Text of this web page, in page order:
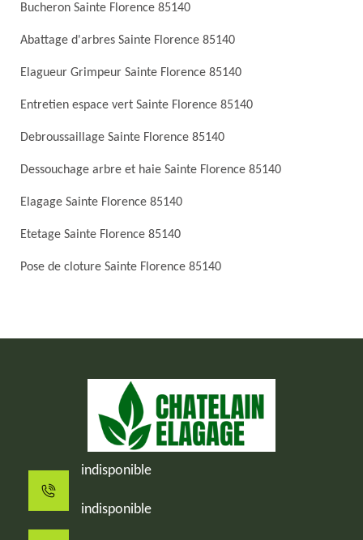
Bucheron Sainte Florence 85140
Abattage d'arbres Sainte Florence 85140
Elagueur Grimpeur Sainte Florence 85140
Entretien espace vert Sainte Florence 85140
Debroussaillage Sainte Florence 85140
Dessouchage arbre et haie Sainte Florence 85140
Elagage Sainte Florence 85140
Etetage Sainte Florence 85140
Pose de cloture Sainte Florence 85140
indisponible
indisponible